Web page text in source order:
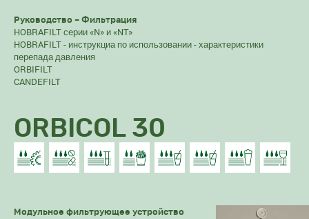
Руководство – Фильтрация
HOBRAFILT серии «N» и «NT»
HOBRAFILT - инструкциа по использовании - характеристики
перепада давления
ORBIFILT
CANDEFILT
ORBICOL 30
Модульное фильтрующее устройство